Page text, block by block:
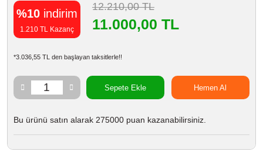
%10 indirim
1.210 TL Kazanç
12.210,00 TL
11.000,00 TL
*3.036,55 TL den başlayan taksitlerle!!
Sepete Ekle Hemen Al
Bu ürünü satın alarak 275000 puan kazanabilirsiniz.